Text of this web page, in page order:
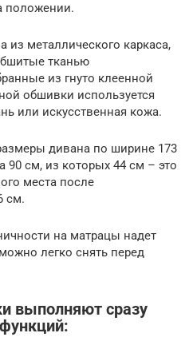
положении.
металлического каркаса,
тканью
из гнуто клеенной
обшивки используется
или искусственная кожа.
дивана по ширине 173
90 см, из которых 44 см – это
места после
см.
на матрацы надет
легко снять перед
выполняют сразу